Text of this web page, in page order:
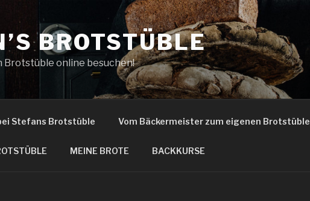
BROTSTÜBLE
Brotstüble online besuchen!
Stefans Brotstüble Vom Bäckermeister zum eigenen Brotstüble
MEINE BROTE BACKKURSE